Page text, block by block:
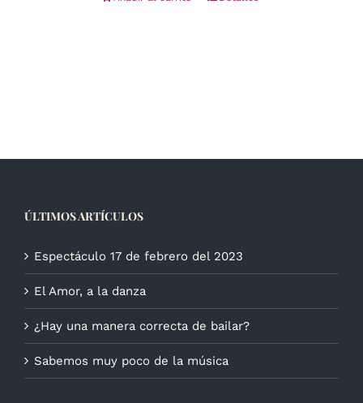
ÚLTIMOS ARTÍCULOS
Espectáculo 17 de febrero del 2023
El Amor, a la danza
¿Hay una manera correcta de bailar?
Sabemos muy poco de la música